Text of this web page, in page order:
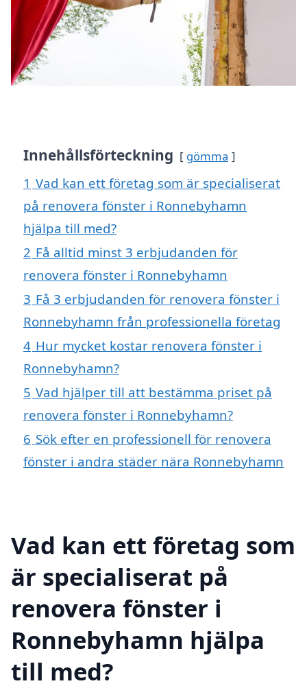
Innehållsförteckning gömma
1 Vad kan ett företag som är specialiserat
på renovera fönster i Ronnebyhamn
hjälpa till med?
2 Få alltid minst 3 erbjudanden för
renovera fönster i Ronnebyhamn
3 Få 3 erbjudanden för renovera fönster i
Ronnebyhamn från professionella företag
4 Hur mycket kostar renovera fönster i
Ronnebyhamn?
5 Vad hjälper till att bestämma priset på
renovera fönster i Ronnebyhamn?
6 Sök efter en professionell för renovera
fönster i andra städer nära Ronnebyhamn
Vad kan ett företag som
är specialiserat på
renovera fönster i
Ronnebyhamn hjälpa
till med?